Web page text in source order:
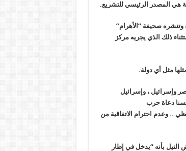
هي المصدر الرئيسي للتشريع.
وتنشره صحيفة “الأهرام”
ذلك الذي يجريه مركز
مثل أي دولة.
وإسرائيل ، وإسرائيل
دعاة حرب
.. وعدم احترام الاتفاقية من
بأنه “يدخل في إطار